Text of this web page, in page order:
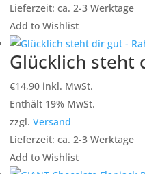
Lieferzeit: ca. 2-3 Werktage
Add to Wishlist
Glücklich steht
€14,90 inkl. MwSt.
Enthält 19% MwSt.
zzgl. Versand
Lieferzeit: ca. 2-3 Werktage
Add to Wishlist